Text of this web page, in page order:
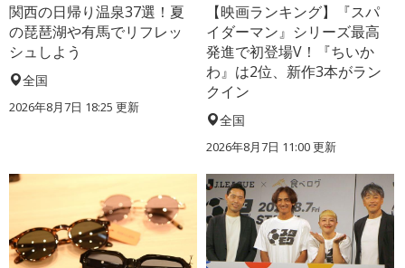
関西の日帰り温泉37選！夏
の琵琶湖や有馬でリフレッ
シュしよう
全国
2026年8月7日 18:25 更新
【映画ランキング】『スパ
イダーマン』シリーズ最高
発進で初登場V！『ちいか
わ』は2位、新作3本がラン
クイン
全国
2026年8月7日 11:00更新